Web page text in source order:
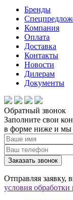
Бренды
Компания
Оплата
Доставка
Контакты
Новости
Дилерам
Документы
Обратный звонок
Заполните свои
в форме ниже и мы
Заказать звонок
Отправляя заявку,
условия